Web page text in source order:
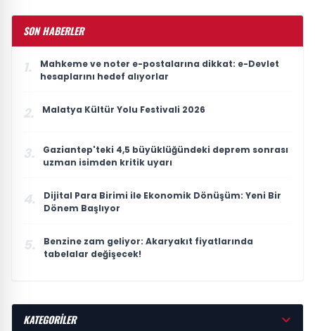
SON HABERLER
1.
Mahkeme ve noter e-postalarına dikkat: e-Devlet
hesaplarını hedef alıyorlar
2. Malatya Kültür Yolu Festivali 2026
3.
Gaziantep'teki 4,5 büyüklüğündeki deprem sonrası
uzman isimden kritik uyarı
4.
Dijital Para Birimi ile Ekonomik Dönüşüm: Yeni Bir
Dönem Başlıyor
5.
Benzine zam geliyor: Akaryakıt fiyatlarında
tabelalar değişecek!
KATEGORİLER